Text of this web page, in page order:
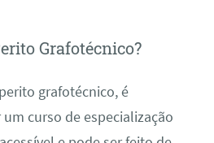
Grafotécnico?
grafotécnico, é
curso de especialização